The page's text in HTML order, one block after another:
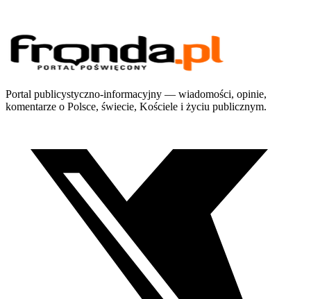
Portal publicystyczno-informacyjny — wiadomości, opinie,
komentarze o Polsce, świecie, Kościele i życiu publicznym.